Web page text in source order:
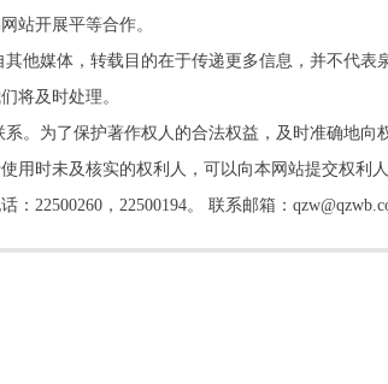
站开展平等合作。
他媒体，转载目的在于传递更多信息，并不代表
将及时处理。
。为了保护著作权人的合法权益，及时准确地向
用时未及核实的权利人，可以向本网站提交权利
22500260，22500194。 联系邮箱：